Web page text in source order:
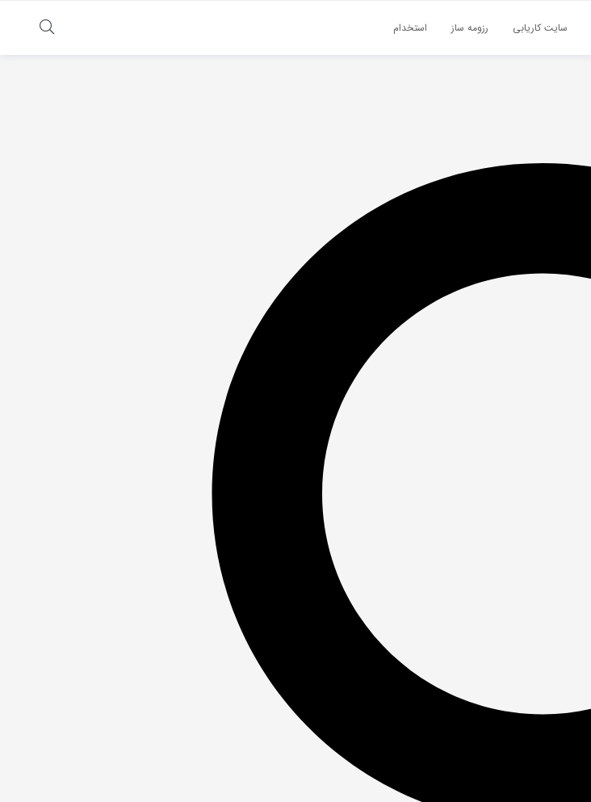
سایت کاریابی رزومه ساز استخدام